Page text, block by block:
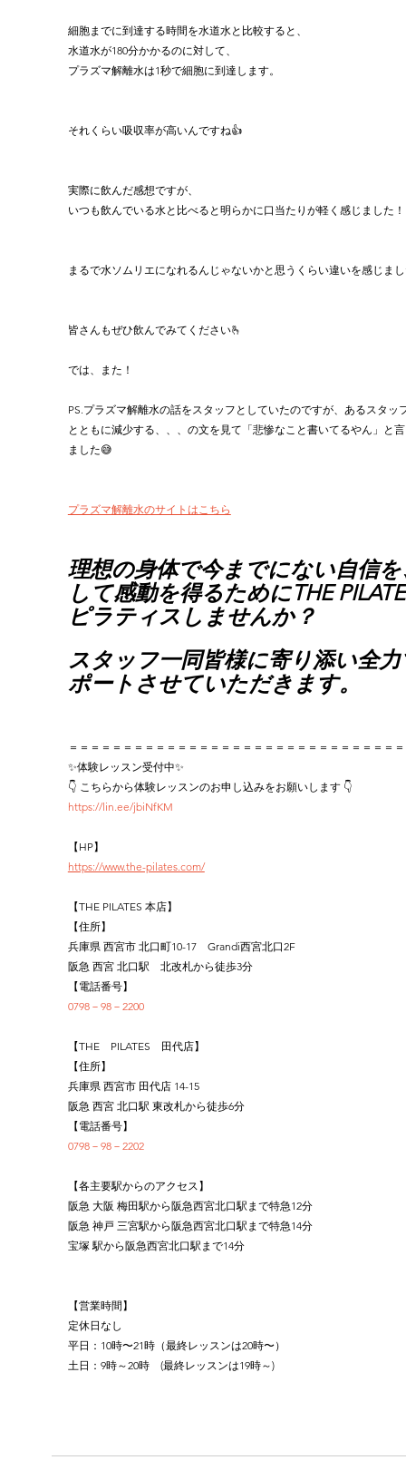
細胞までに到達する時間を水道水と比較すると、
水道水が180分かかるのに対して、
プラズマ解離水は1秒で細胞に到達します。
それくらい吸収率が高いんですね👍
実際に飲んだ感想ですが、
いつも飲んでいる水と比べると明らかに口当たりが軽く感じました！
まるで水ソムリエになれるんじゃないかと思うくらい違いを感じま
皆さんもぜひ飲んでみてください🫰
では、また！
PS.プラズマ解離水の話をスタッフとしていたのですが、あるスタッ
とともに減少する、、、の文を見て「悲惨なこと書いてるやん」と
ました😅
プラズマ解離水のサイトはこちら
理想の身体で今までにない自信
して感動を得るためにTHE
ピラティスしませんか？
スタッフ一同皆様に寄り添い全
ポートさせていただきます。
＝＝＝＝＝＝＝＝＝＝＝＝＝＝＝＝＝＝＝＝＝＝＝＝＝＝＝＝＝＝
✨体験レッスン受付中✨
👇 こちらから体験レッスンのお申し込みをお願いします 👇
https://lin.ee/jbiNfKM
【HP】
https://www.the-pilates.com/
【THE PILATES 本店】
【住所】
兵庫県 西宮市 北口町10-17　Grandi西宮北口2F
阪急 西宮 北口駅　北改札から徒歩3分
【電話番号】
0798－98－2200
【THE　PILATES　田代店】
【住所】
兵庫県 西宮市 田代店 14-15
阪急 西宮 北口駅 東改札から徒歩6分
【電話番号】
0798－98－2202
【各主要駅からのアクセス】
阪急 大阪 梅田駅から阪急西宮北口駅まで特急12分
阪急 神戸 三宮駅から阪急西宮北口駅まで特急14分
宝塚 駅から阪急西宮北口駅まで14分
【営業時間】
定休日なし
平日：10時〜21時（最終レッスンは20時〜）
土日：9時～20時　(最終レッスンは19時～)